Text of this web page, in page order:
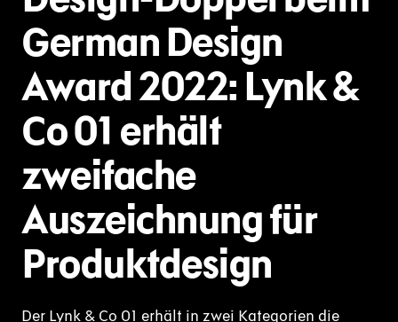
German Design
Award 2022: Lynk &
Co 01 erhält
zweifache
Auszeichnung für
Produktdesign
Der Lynk & Co 01 erhält in zwei Kategorien die